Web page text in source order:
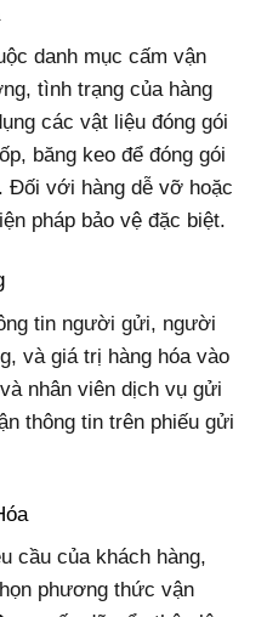
danh mục cấm vận
tình trạng của hàng
các vật liệu đóng gói
băng keo để đóng gói
Đối với hàng dễ vỡ hoặc
pháp bảo vệ đặc biệt.
tin người gửi, người
và giá trị hàng hóa vào
nhân viên dịch vụ gửi
thông tin trên phiếu gửi
cầu của khách hàng,
phương thức vận